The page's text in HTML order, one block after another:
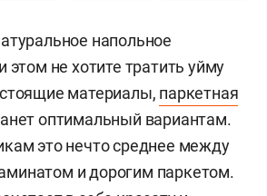
напольное
этом не хотите тратить уйму
материалы, паркетная
оптимальный вариантам.
это нечто среднее между
и дорогим паркетом.